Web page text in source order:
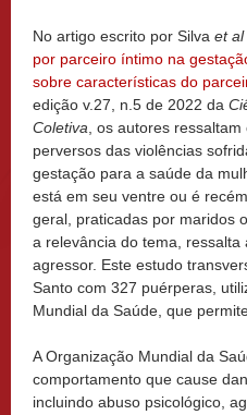
No artigo escrito por Silva et al
por parceiro íntimo na
sobre características do
edição v.27, n.5 de 2022 da
Coletiva , os autores
perversos das violências
gestação para a saúde da
está em seu ventre ou é
geral, praticadas por maridos
a relevância do tema,
agressor. Este estudo
Santo com 327 puérperas,
Mundial da Saúde, que
A Organização Mundial da
comportamento que cause
incluindo abuso psicológico,